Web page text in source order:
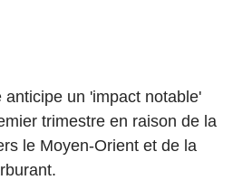
un 'impact notable'
trimestre en raison de la
le Moyen-Orient et de la